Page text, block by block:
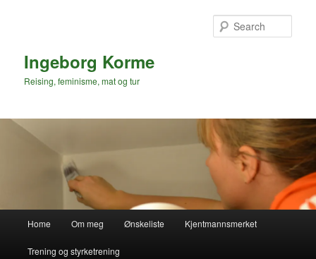
Ingeborg Korme
Reising, feminisme, mat og tur
Home Om meg Ønskeliste Kjentmannsmerket
Trening og styrketrening